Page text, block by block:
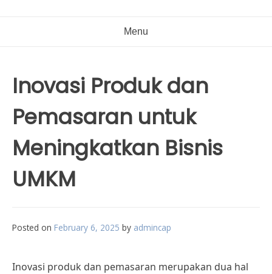
Menu
Inovasi Produk dan
Pemasaran untuk
Meningkatkan Bisnis
UMKM
Posted on February 6, 2025 by admincap
Inovasi produk dan pemasaran merupakan dua hal